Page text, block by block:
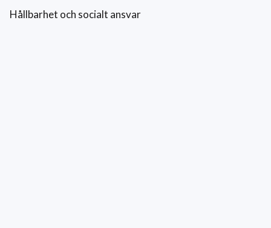
Hållbarhet och socialt ansvar